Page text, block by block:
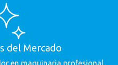
del Mercado
en maquinaria profesional.